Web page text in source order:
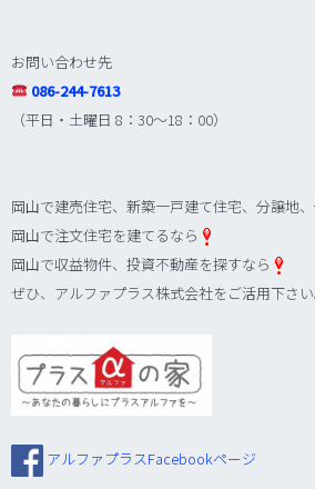
お問い合わせ先
086-244-7613
（平日・土曜日 8：30～18：00）
岡山で建売住宅、新築一戸建て住宅、分譲地
岡山で注文住宅を建てるなら
岡山で収益物件、投資不動産を探すなら
ぜひ、アルファプラス株式会社をご活用下さい
アルファプラスFacebookページ